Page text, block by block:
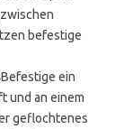
befestige
Befestige ein
und an einem
geflochtenes